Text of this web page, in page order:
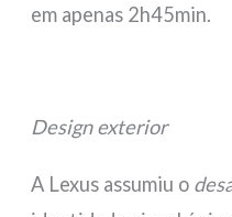
em apenas 2h45min.
Design exterior
A Lexus assumiu o